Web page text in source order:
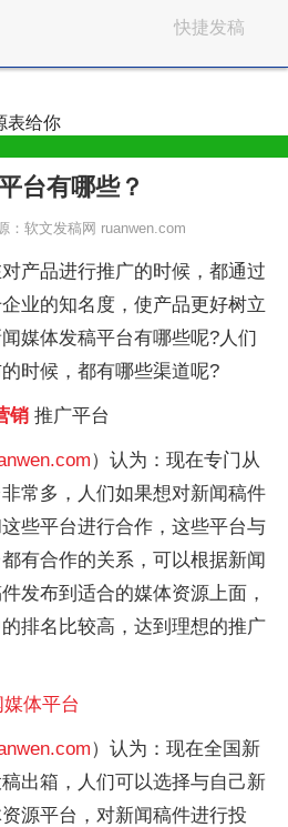
快捷发稿
表给你
台有哪些？
：软文发稿网 ruanwen.com
产品进行推广的时候，都通过
业的知名度，使产品更好树立
媒体发稿平台有哪些呢?人们
时候，都有哪些渠道呢?
销 推广平台
）认为：现在专门从
常多，人们如果想对新闻稿件
些平台进行合作，这些平台与
有合作的关系，可以根据新闻
发布到适合的媒体资源上面，
排名比较高，达到理想的推广
媒体平台
）认为：现在全国新
出箱，人们可以选择与自己新
源平台，对新闻稿件进行投